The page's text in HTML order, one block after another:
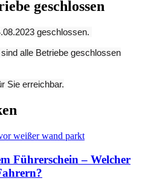
geschlossen
geschlossen.
alle Betriebe geschlossen
Sie erreichbar.
Führerschein – Welcher